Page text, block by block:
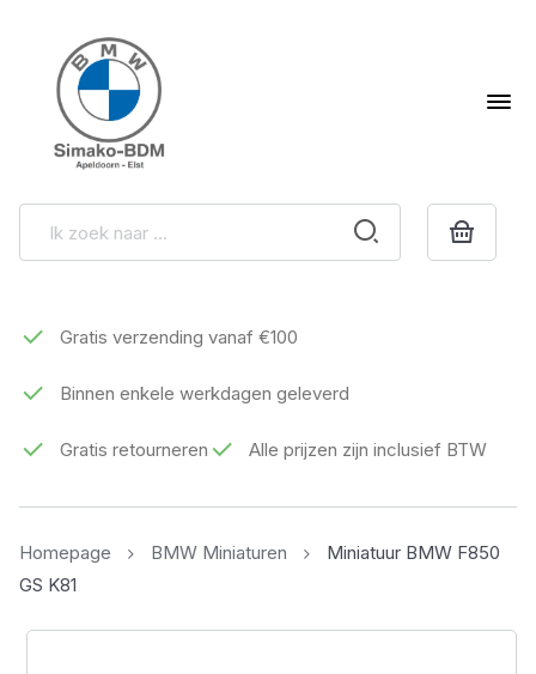
Gratis verzending vanaf €100
Binnen enkele werkdagen geleverd
Gratis retourneren Alle prijzen zijn inclusief BTW
Homepage BMW Miniaturen
Miniatuur BMW F850
GS K81